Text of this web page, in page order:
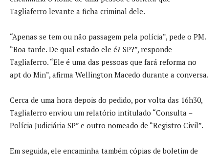
Tagliaferro levante a ficha criminal dele.
“Apenas se tem ou não passagem pela polícia”, pede o PM.
“Boa tarde. De qual estado ele é? SP?”, responde
Tagliaferro. “Ele é uma das pessoas que fará reforma no
apt do Min”, afirma Wellington Macedo durante a conversa.
Cerca de uma hora depois do pedido, por volta das 16h30,
Tagliaferro enviou um relatório intitulado “Consulta –
Polícia Judiciária SP” e outro nomeado de “Registro Civil”.
Em seguida, ele encaminha também cópias de boletim de